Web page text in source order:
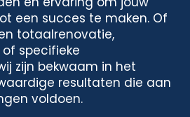
een succes te maken. Of
totaalrenovatie,
specifieke
zijn bekwaam in het
resultaten die aan
voldoen.